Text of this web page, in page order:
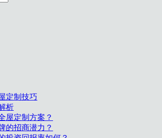
定制技巧
析
屋定制方案？
的招商潜力？